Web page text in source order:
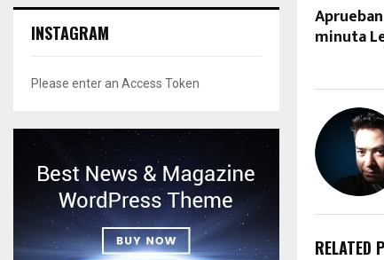
minuta
RELATED
INSTAGRAM
Please enter an Access Token